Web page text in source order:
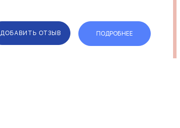
ДОБАВИТЬ ОТЗЫВ ПОДРОБНЕЕ